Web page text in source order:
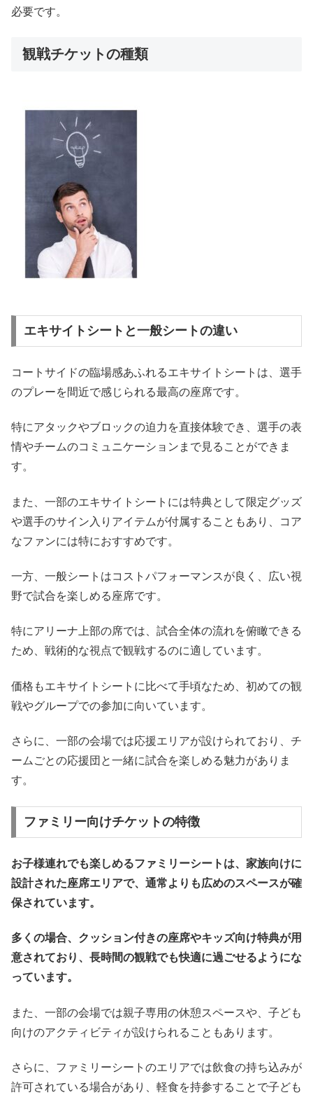
必要です。
観戦チケットの種類
エキサイトシートと一般シートの違い
コートサイドの臨場感あふれるエキサイトシートは、選手
のプレーを間近で感じられる最高の座席です。
特にアタックやブロックの迫力を直接体験でき、選手の表
情やチームのコミュニケーションまで見ることができま
す。
また、一部のエキサイトシートには特典として限定グッズ
や選手のサイン入りアイテムが付属することもあり、コア
なファンには特におすすめです。
一方、一般シートはコストパフォーマンスが良く、広い視
野で試合を楽しめる座席です。
特にアリーナ上部の席では、試合全体の流れを俯瞰できる
ため、戦術的な視点で観戦するのに適しています。
価格もエキサイトシートに比べて手頃なため、初めての観
戦やグループでの参加に向いています。
さらに、一部の会場では応援エリアが設けられており、チ
ームごとの応援団と一緒に試合を楽しめる魅力がありま
す。
ファミリー向けチケットの特徴
お子様連れでも楽しめるファミリーシートは、家族向けに
設計された座席エリアで、通常よりも広めのスペースが確
保されています。
多くの場合、クッション付きの座席やキッズ向け特典が用
意されており、長時間の観戦でも快適に過ごせるようにな
っています。
また、一部の会場では親子専用の休憩スペースや、子ども
向けのアクティビティが設けられることもあります。
さらに、ファミリーシートのエリアでは飲食の持ち込みが
許可されている場合があり、軽食を持参することで子ども